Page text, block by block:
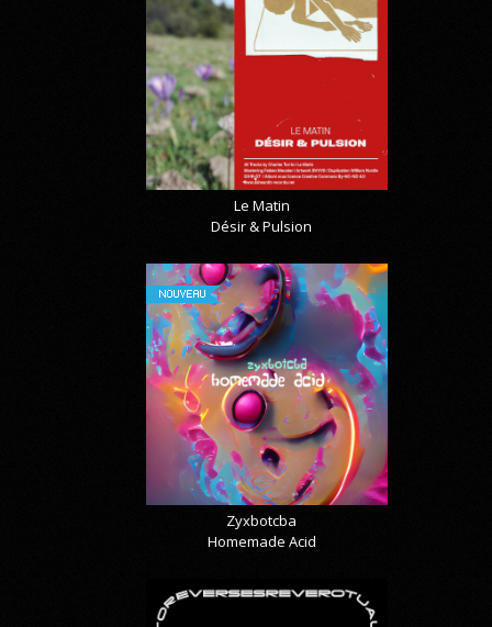
Le Matin
Désir & Pulsion
NOUVEAU
Zyxbotcba
Homemade Acid